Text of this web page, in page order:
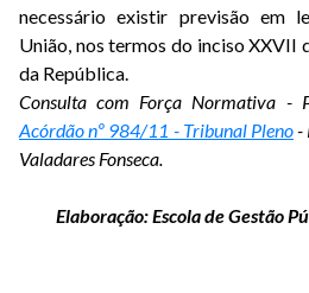
necessário existir previsão em
União, nos termos do inciso XXVII
da República.
Consulta com Força Normativa -
Acórdão nº 984/11 - Tribunal Pleno-
Valadares Fonseca.
Elaboração: Escola de Gestão